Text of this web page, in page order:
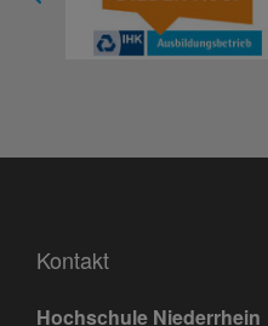
Kontakt
Hochschule Niederrhein